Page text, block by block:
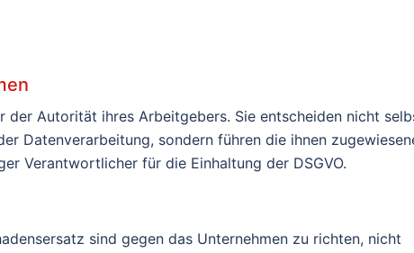
der Autorität ihres Arbeitgebers. Sie entscheiden nicht
Datenverarbeitung, sondern führen die ihnen
Verantwortlicher für die Einhaltung der DSGVO.
sind gegen das Unternehmen zu richten, nicht